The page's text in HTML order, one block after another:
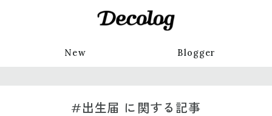
New Blogger
#出生届 に関する記事